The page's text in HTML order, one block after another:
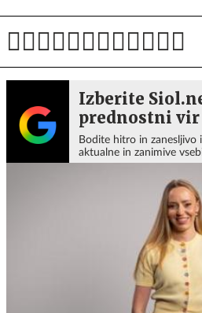
Izberite
prednostni vir
Bodite hitro in
aktualne in zanimive